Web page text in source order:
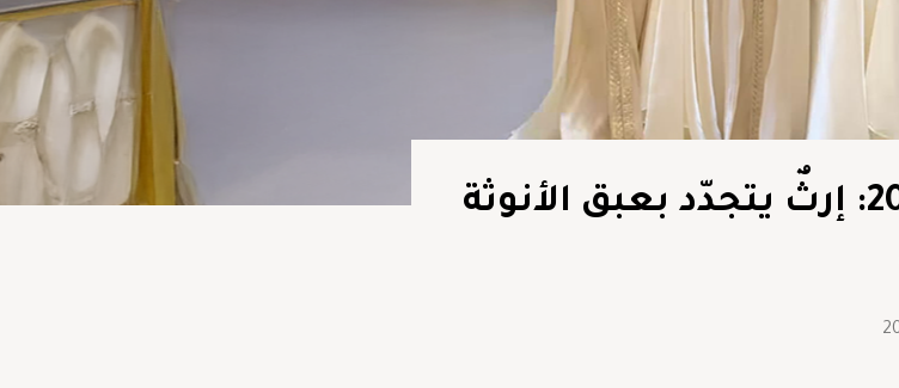
لجين عضاضة وبناتها في عيد الفطر 2025: إرثٌ يتجدّد بعبق الأنوثة